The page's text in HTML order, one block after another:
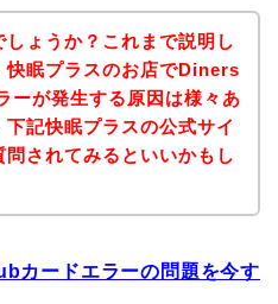
しょうか？これまで説明し
快眠プラスのお店でDiners
ーが発生する原因は様々あ
下記快眠プラスの公式サイ
問されてみるといいかもし
カードエラーの問題を今す